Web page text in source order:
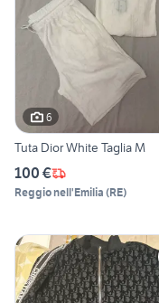
6
Tuta Dior White Taglia M
100 €
Reggio nell'Emilia (RE)